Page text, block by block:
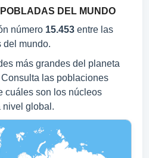
DEL MUNDO
número 15.453 entre las
del mundo.
más grandes del planeta
las poblaciones
cuáles son los núcleos
nivel global.